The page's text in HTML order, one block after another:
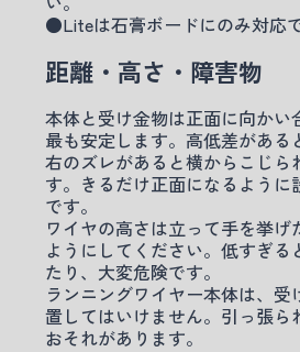
●Liteは石膏ボードにのみ対応で
距離・高さ・障害物
本体と受け金物は正面に向かい
最も安定します。高低差がある
右のズレがあると横からこじら
す。きるだけ正面になるように
です。
ワイヤの高さは立って手を挙げ
ようにしてください。低すぎる
たり、大変危険です。
ランニングワイヤー本体は、
置してはいけません。引っ張ら
おそれがあります。